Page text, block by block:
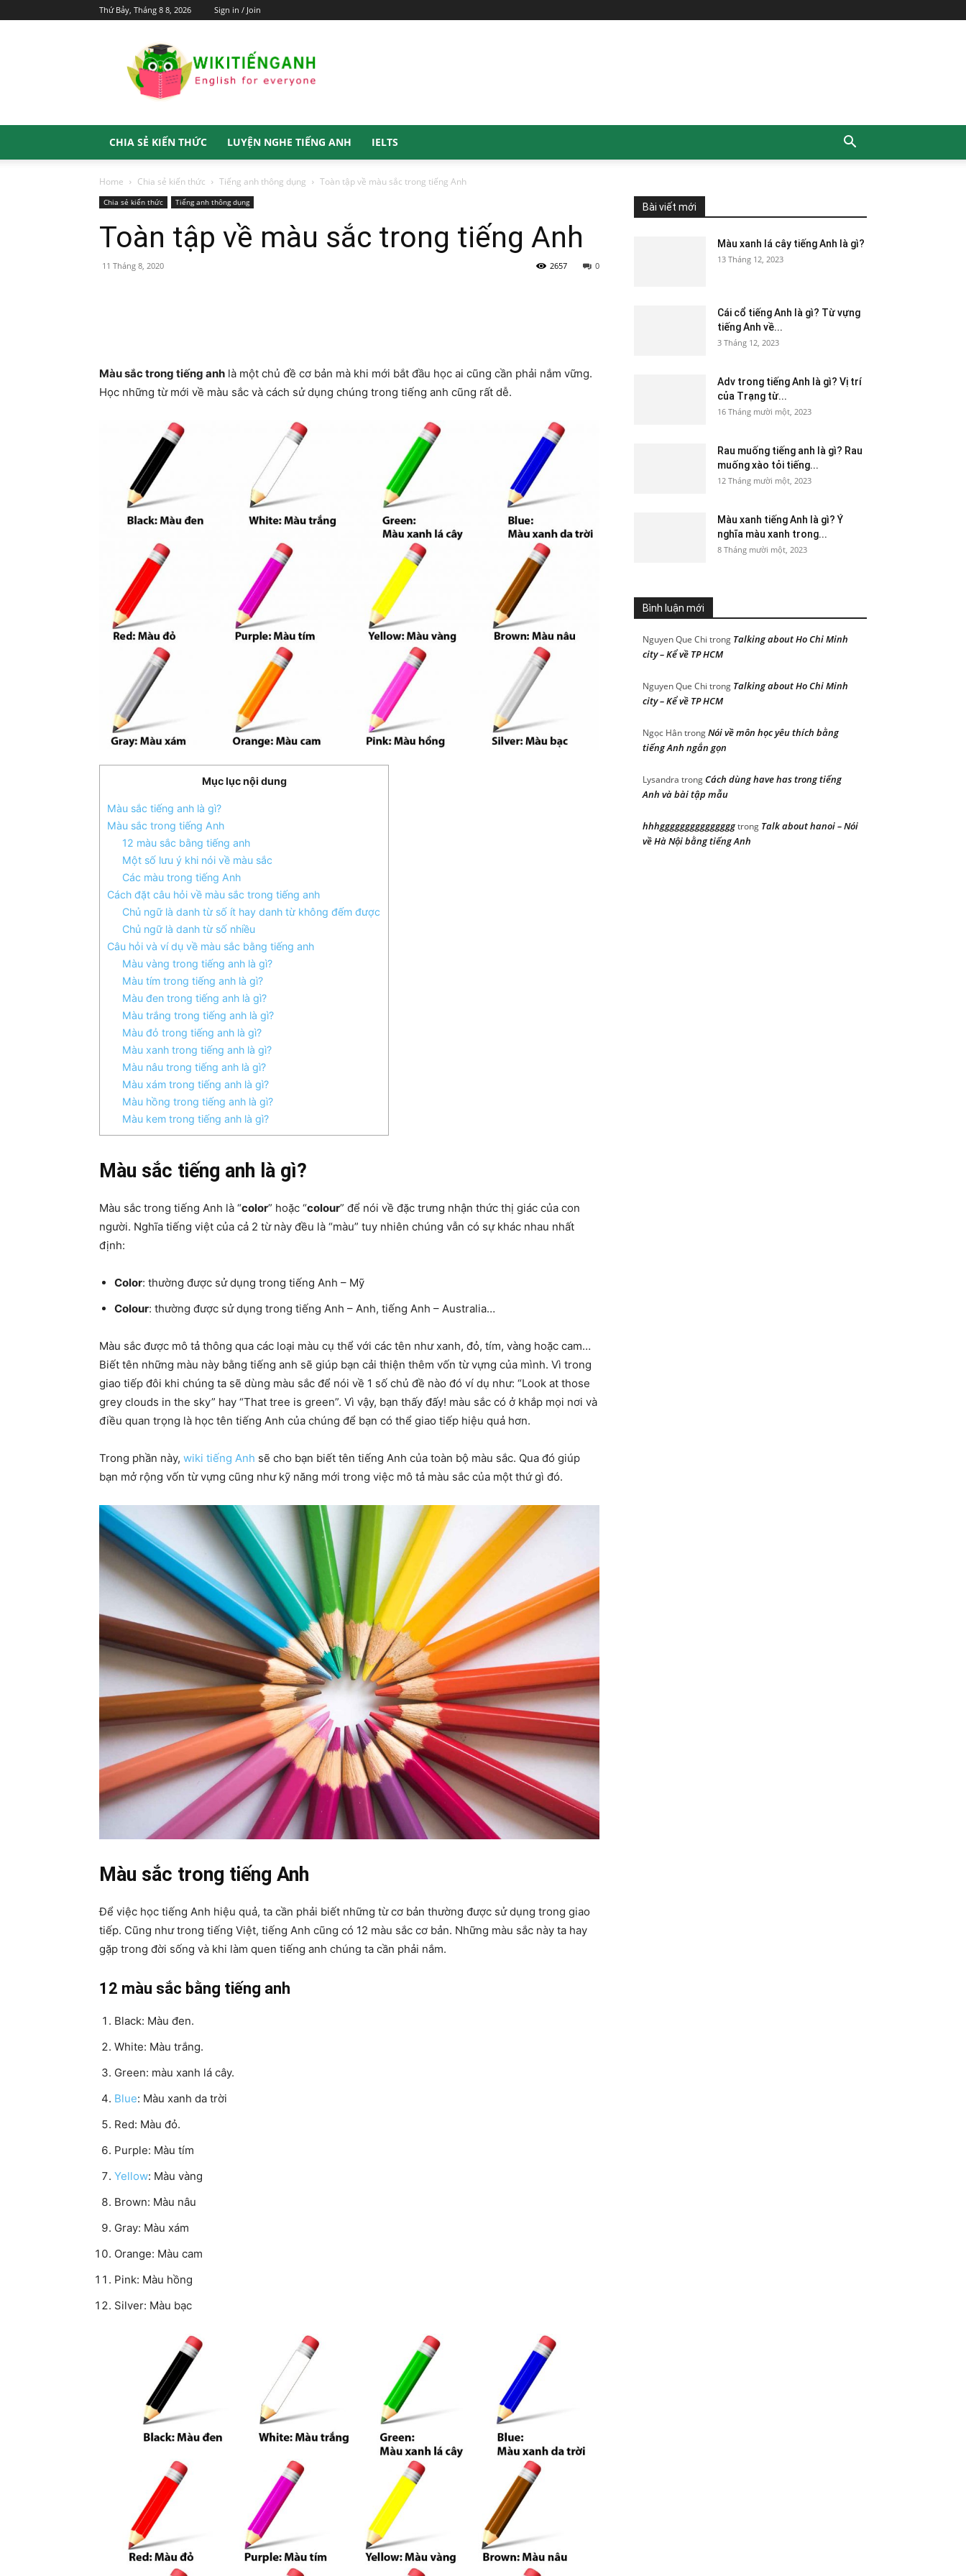
Thứ Bảy, Tháng 8 8, 2026 Sign in / Join
Tiếng
Anh
CHIA SẺ KIẾN THỨC LUYỆN NGHE TIẾNG ANH IELTS
Home Chia sẻ kiến thức Tiếng anh thông dụng Toàn tập về màu sắc trong tiếng Anh
Chia sẻ kiến thức Tiếng anh thông dụng
Toàn tập về màu sắc trong tiếng Anh
11 Tháng 8, 2020 0
2657
Màu sắc trong tiếng anh là một chủ đề cơ bản mà khi mới bắt đầu học ai cũng cần phải nắm vững.
Học những từ mới về màu sắc và cách sử dụng chúng trong tiếng anh cũng rất dễ.
Mục lục nội dung
Màu sắc tiếng anh là gì?
Màu sắc trong tiếng Anh
12 màu sắc bằng tiếng anh
Một số lưu ý khi nói về màu sắc
Các màu trong tiếng Anh
Cách đặt câu hỏi về màu sắc trong tiếng anh
Chủ ngữ là danh từ số ít hay danh từ không đếm được
​Chủ ngữ là danh từ số nhiều
Câu hỏi và ví dụ về màu sắc bằng tiếng anh
Màu vàng trong tiếng anh là gì?
Màu tím trong tiếng anh là gì?
Màu đen trong tiếng anh là gì?
Màu trắng trong tiếng anh là gì?
Màu đỏ trong tiếng anh là gì?
Màu xanh trong tiếng anh là gì?
Màu nâu trong tiếng anh là gì?
Màu xám trong tiếng anh là gì?
Màu hồng trong tiếng anh là gì?
Màu kem trong tiếng anh là gì?
Màu sắc tiếng anh là gì?
Màu sắc trong tiếng Anh là “color” hoặc “colour” để nói về đặc trưng nhận thức thị giác của con
người. Nghĩa tiếng việt của cả 2 từ này đều là “màu” tuy nhiên chúng vẫn có sự khác nhau nhất
định:
​Color: thường được sử dụng trong tiếng Anh – Mỹ​
Colour: thường được sử dụng trong tiếng Anh – Anh, tiếng Anh – Australia…
Màu sắc được mô tả thông qua các loại màu cụ thể với các tên như xanh, đỏ, tím, vàng hoặc cam…
Biết tên những màu này bằng tiếng anh sẽ giúp bạn cải thiện thêm vốn từ vựng của mình. Vì trong
giao tiếp đôi khi chúng ta sẽ dùng màu sắc để nói về 1 số chủ đề nào đó ví dụ như: “Look at those
grey clouds in the sky” hay “That tree is green”. Vì vậy, bạn thấy đấy! màu sắc có ở khắp mọi nơi và
điều quan trọng là học tên tiếng Anh của chúng để bạn có thể giao tiếp hiệu quả hơn.
Trong phần này, wiki tiếng Anh sẽ cho bạn biết tên tiếng Anh của toàn bộ màu sắc. Qua đó giúp
bạn mở rộng vốn từ vựng cũng như kỹ năng mới trong việc mô tả màu sắc của một thứ gì đó.
Màu sắc trong tiếng Anh
Để việc học tiếng Anh hiệu quả, ta cần phải biết những từ cơ bản thường được sử dụng trong giao
tiếp. Cũng như trong tiếng Việt, tiếng Anh cũng có 12 màu sắc cơ bản. Những màu sắc này ta hay
gặp trong đời sống và khi làm quen tiếng anh chúng ta cần phải nắm.
12 màu sắc bằng tiếng anh
Black: Màu đen.
White: Màu trắng.
Green: màu xanh lá cây.
Blue: Màu xanh da trời
Red: Màu đỏ.
Purple: Màu tím
Yellow: Màu vàng
Brown: Màu nâu
Gray: Màu xám
Orange: Màu cam
Pink: Màu hồng
Silver: Màu bạc
Bài viết mới
Màu xanh lá cây tiếng Anh là gì?
13 Tháng 12, 2023
Cái cổ tiếng Anh là gì? Từ vựng
tiếng Anh về...
3 Tháng 12, 2023
Adv trong tiếng Anh là gì? Vị trí
của Trạng từ...
16 Tháng mười một, 2023
Rau muống tiếng anh là gì? Rau
muống xào tỏi tiếng...
12 Tháng mười một, 2023
Màu xanh tiếng Anh là gì? Ý
nghĩa màu xanh trong...
8 Tháng mười một, 2023
Bình luận mới
Nguyen Que Chi trong Talking about Ho Chi Minh
city – Kể về TP HCM
Nguyen Que Chi trong Talking about Ho Chi Minh
city – Kể về TP HCM
Ngọc HântrongNói về môn học yêu thích bằng
tiếng Anh ngắn gọn
Lysandra trongCách dùng have has trong tiếng
Anh và bài tập mẫu
hhhgggggggggggggggtrong Talk about hanoi – Nói
về Hà Nội bằng tiếng Anh